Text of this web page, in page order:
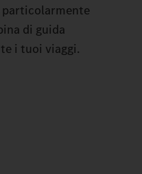
particolarmente
di guida
i tuoi viaggi.